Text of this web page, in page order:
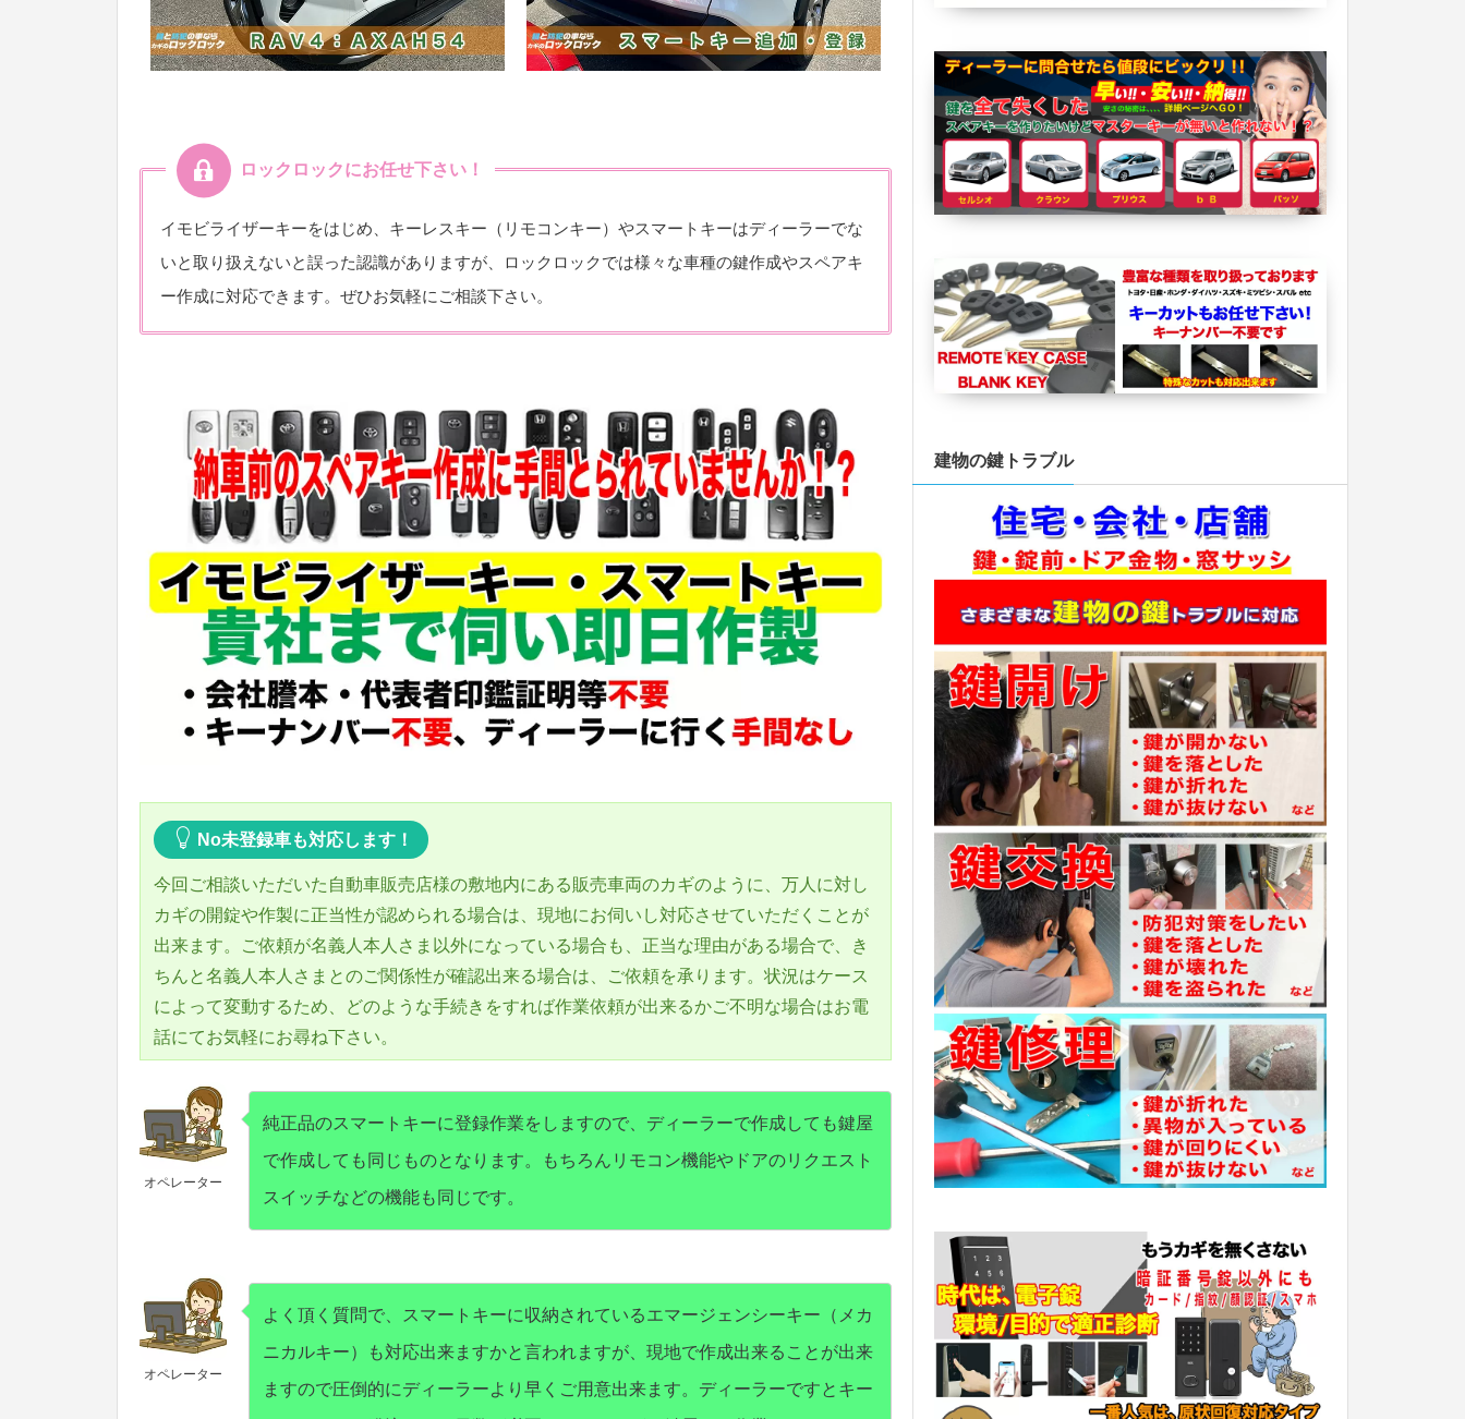
ロックロックにお任せ下さい！
イモビライザーキーをはじめ、キーレスキー（リモコンキー）やスマートキーはディーラーでな
いと取り扱えないと誤った認識がありますが、ロックロックでは様々な車種の鍵作成やスペアキ
ー作成に対応できます。ぜひお気軽にご相談下さい。
No未登録車も対応します！
今回ご相談いただいた自動車販売店様の敷地内にある販売車両のカギのように、万人に対し
カギの開錠や作製に正当性が認められる場合は、現地にお伺いし対応させていただくことが
出来ます。ご依頼が名義人本人さま以外になっている場合も、正当な理由がある場合で、き
ちんと名義人本人さまとのご関係性が確認出来る場合は、ご依頼を承ります。状況はケース
によって変動するため、どのような手続きをすれば作業依頼が出来るかご不明な場合はお電
話にてお気軽にお尋ね下さい。
オペレーター
純正品のスマートキーに登録作業をしますので、ディーラーで作成しても鍵屋
で作成しても同じものとなります。もちろんリモコン機能やドアのリクエスト
スイッチなどの機能も同じです。
オペレーター
よく頂く質問で、スマートキーに収納されているエマージェンシーキー（メカ
ニカルキー）も対応出来ますかと言われますが、現地で作成出来ることが出来
ますので圧倒的にディーラーより早くご用意出来ます。ディーラーですとキー
建物の鍵トラブル